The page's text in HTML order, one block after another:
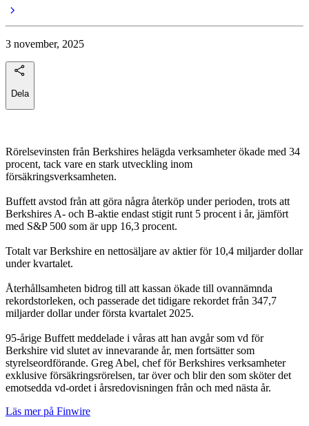
3 november, 2025
Dela
Rörelsevinsten från Berkshires helägda verksamheter ökade med 34
procent, tack vare en stark utveckling inom
försäkringsverksamheten.
Buffett avstod från att göra några återköp under perioden, trots att
Berkshires A- och B-aktie endast stigit runt 5 procent i år, jämfört
med S&P 500 som är upp 16,3 procent.
Totalt var Berkshire en nettosäljare av aktier för 10,4 miljarder dollar
under kvartalet.
Återhållsamheten bidrog till att kassan ökade till ovannämnda
rekordstorleken, och passerade det tidigare rekordet från 347,7
miljarder dollar under första kvartalet 2025.
95-årige Buffett meddelade i våras att han avgår som vd för
Berkshire vid slutet av innevarande år, men fortsätter som
styrelseordförande. Greg Abel, chef för Berkshires verksamheter
exklusive försäkringsrörelsen, tar över och blir den som sköter det
emotsedda vd-ordet i årsredovisningen från och med nästa år.
Läs mer på Finwire